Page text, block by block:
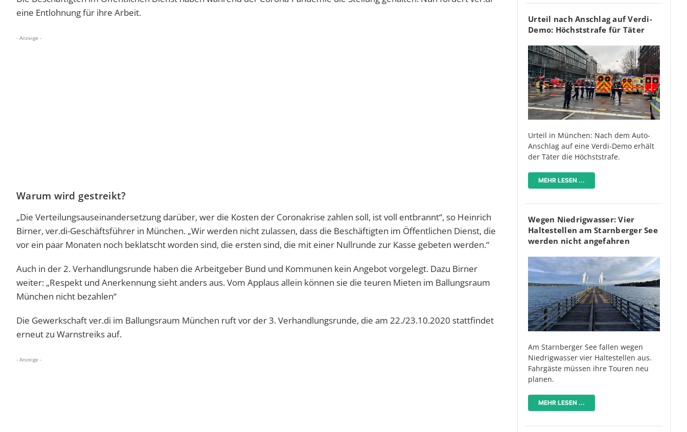
eine Entlohnung für ihre Arbeit.
- Anzeige -
Warum wird gestreikt?
„Die Verteilungsauseinandersetzung darüber, wer die Kosten der Coronakrise zahlen soll, ist voll entbrannt“, so Heinrich
Birner, ver.di-Geschäftsführer in München. „Wir werden nicht zulassen, dass die Beschäftigten im Öffentlichen Dienst, die
vor ein paar Monaten noch beklatscht worden sind, die ersten sind, die mit einer Nullrunde zur Kasse gebeten werden.“
Auch in der 2. Verhandlungsrunde haben die Arbeitgeber Bund und Kommunen kein Angebot vorgelegt. Dazu Birner
weiter: „Respekt und Anerkennung sieht anders aus. Vom Applaus allein können sie die teuren Mieten im Ballungsraum
München nicht bezahlen“
Die Gewerkschaft ver.di im Ballungsraum München ruft vor der 3. Verhandlungsrunde, die am 22./23.10.2020 stattfindet
erneut zu Warnstreiks auf.
- Anzeige -
Urteil nach Anschlag auf Verdi-
Demo: Höchststrafe für Täter
Urteil in München: Nach dem Auto-
Anschlag auf eine Verdi-Demo erhält
der Täter die Höchststrafe.
MEHR LESEN ...
Wegen Niedrigwasser: Vier
Haltestellen am Starnberger See
werden nicht angefahren
Am Starnberger See fallen wegen
Niedrigwasser vier Haltestellen aus.
Fahrgäste müssen ihre Touren neu
planen.
MEHR LESEN ...